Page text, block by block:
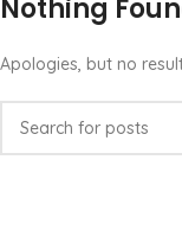
Nothing
Apologies, but no